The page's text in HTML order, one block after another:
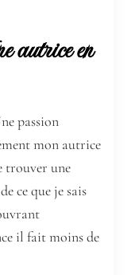
en
passion
mon autrice
trouver une
ce que je sais
il fait moins de